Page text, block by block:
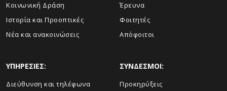
Κοινωνική Δράση
Ιστορία και Προοπτικές
Νέα και ανακοινώσεις
Έρευνα
Φοιτητές
Απόφοιτοι
ΥΠΗΡΕΣΙΕΣ:
Διεύθυνση και τηλέφωνα
ΣΥΝΔΕΣΜΟΙ:
Προκηρύξεις